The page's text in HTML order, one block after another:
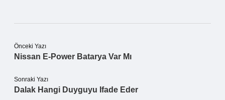
Önceki Yazı
Nissan E-Power Batarya Var Mı
Sonraki Yazı
Dalak Hangi Duyguyu Ifade Eder